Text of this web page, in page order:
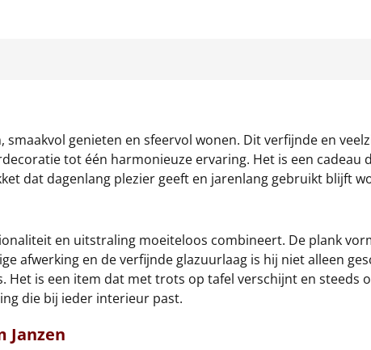
genieten en sfeervol wonen. Dit verfijnde en
tot één harmonieuze ervaring. Het is een cadeau
dat dagenlang plezier geeft en jarenlang gebruikt blijft
en uitstraling moeiteloos combineert. De plank
afwerking en de verfijnde glazuurlaag is hij niet alleen
is een item dat met trots op tafel verschijnt en steeds
die bij ieder interieur past.
Janzen